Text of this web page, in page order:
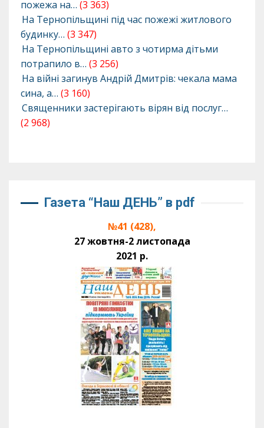
пожежа на… (3 363)
На Тернопільщині під час пожежі житлового
будинку… (3 347)
На Тернопільщині авто з чотирма дітьми
потрапило в… (3 256)
На війні загинув Андрій Дмитрів: чекала мама
сина, а… (3 160)
Священники застерігають вірян від послуг…
(2 968)
Газета “Наш ДЕНЬ” в pdf
№41 (428),
27 жовтня-2 листопада
2021 р.